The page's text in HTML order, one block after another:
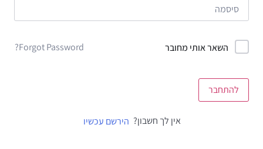
השאר אותי מחובר Forgot Password?
להתחבר
אין לך חשבון? הירשם עכשיו